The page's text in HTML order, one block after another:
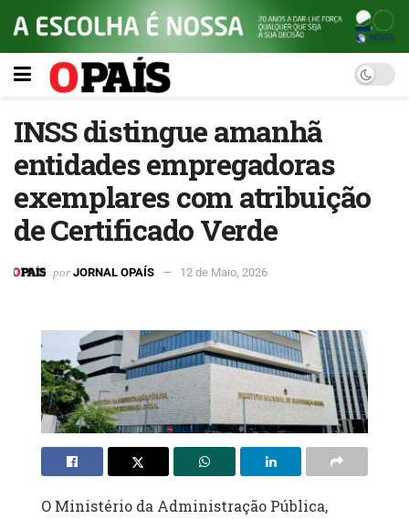
INSS distingue amanhã
entidades empregadoras
exemplares com atribuição
de Certificado Verde
por JORNAL OPAÍS 12 de Maio, 2026
O Ministério da Administração Pública,